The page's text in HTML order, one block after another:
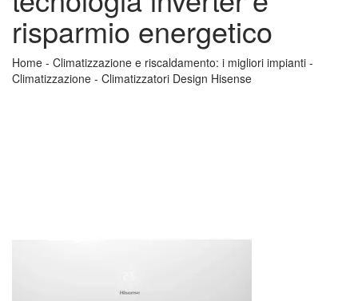
risparmio energetico
Home - Climatizzazione e riscaldamento: i migliori impianti -
Climatizzazione - Climatizzatori Design Hisense